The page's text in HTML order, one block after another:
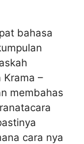
bahasa
Krama –
membahas
cara nya